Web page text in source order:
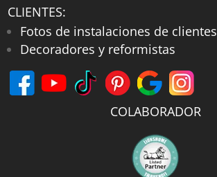
CLIENTES:
Fotos de instalaciones de clientes
Decoradores y reformistas
COLABORADOR